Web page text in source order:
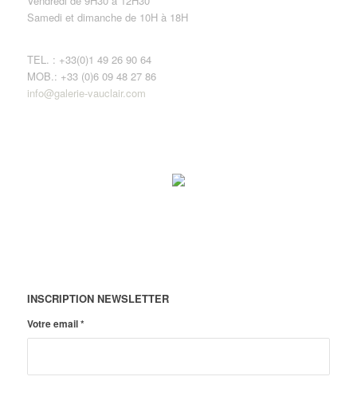
Samedi et dimanche de 10H à 18H
TEL. : +33(0)1 49 26 90 64
MOB.: +33 (0)6 09 48 27 86
info@galerie-vauclair.com
INSCRIPTION NEWSLETTER
Votre email*